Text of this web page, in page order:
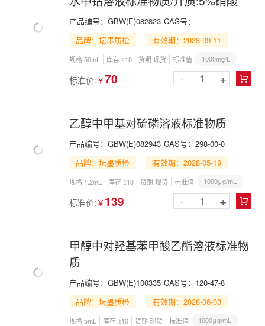
产品编号： GBW(E)082823 CAS号：
品牌：坛墨质检
有效期：2028-09-11
规格 50mL 库存 ≥10 货期 现货 标准值 1000mg/L
标准价: ￥70 
- +
乙醇中甲基对硫磷溶液标准物质
产品编号： GBW(E)082943 CAS号： 298-00-0
品牌：坛墨质检
有效期：2028-05-19
规格 1.2mL 库存 ≥10 货期 现货 标准值 1000μg/mL
标准价: ￥ 139 
- +
甲醇中对羟基苯甲酸乙酯溶液标准物
质
产品编号： GBW(E)100335 CAS号： 120-47-8
品牌：坛墨质检
有效期：2028-06-03
规格 5mL 库存 ≥10 货期 现货 标准值 1000μg/mL